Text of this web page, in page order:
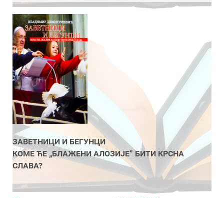
ЗАВЕТНИЦИ И БЕГУНЦИ
КОМЕ ЋЕ „БЛАЖЕНИ АЛОЗИЈЕ” БИТИ КРСНА
СЛАВА?